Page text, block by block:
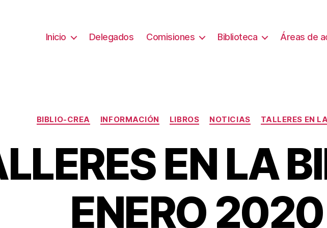
Inicio Delegados Comisiones Biblioteca Áreas de
Categorías
BIBLIO-CREA INFORMACIÓN LIBROS NOTICIAS TALLERES EN
EN LA
ENERO 2020